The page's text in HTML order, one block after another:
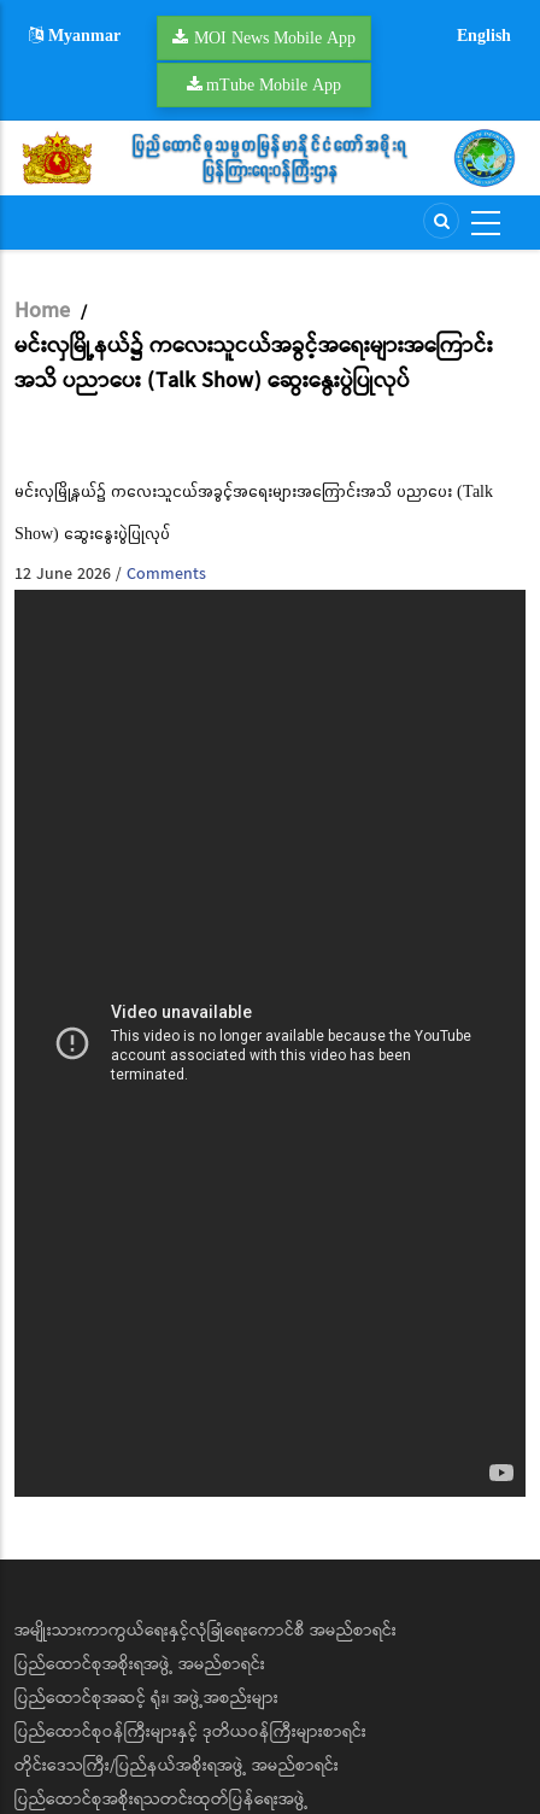
Myanmar MOI News Mobile App
mTube Mobile App
English
Breadcrumb
Home /
မင်းလှမြို့နယ်၌ ကလေးသူငယ်အခွင့်အရေးများအကြောင်း
အသိ ပညာပေး (Talk Show) ဆွေးနွေးပွဲပြုလုပ်
မင်းလှမြို့နယ်၌ ကလေးသူငယ်အခွင့်အရေးများအကြောင်းအသိ ပညာပေး (Talk
Show) ဆွေးနွေးပွဲပြုလုပ်
12 June 2026/Comments
အမျိုးသားကာကွယ်ရေးနှင့်လုံခြုံရေးကောင်စီ အမည်စာရင်း
ပြည်ထောင်စုအစိုးရအဖွဲ့ အမည်စာရင်း
ပြည်ထောင်စုအဆင့် ရုံး၊ အဖွဲ့အစည်းများ
ပြည်ထောင်စုဝန်ကြီးများနှင့် ဒုတိယဝန်ကြီးများစာရင်း
တိုင်းဒေသကြီး/ပြည်နယ်အစိုးရအဖွဲ့ အမည်စာရင်း
ပြည်ထောင်စုအစိုးရသတင်းထုတ်ပြန်ရေးအဖွဲ့